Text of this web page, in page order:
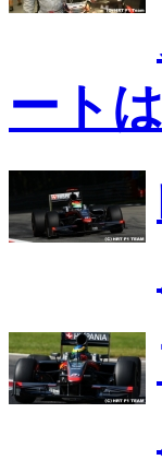
ート